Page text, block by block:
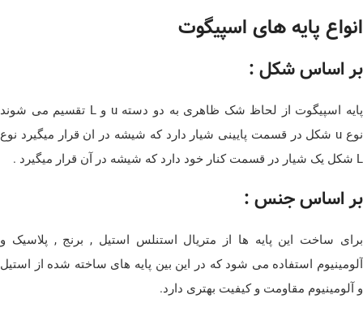
انواع پایه های اسپیگوت
بر اساس شکل :
پایه اسپیگوت از لحاظ شک ظاهری به دو دسته u و L تقسیم می شوند
نوع u شکل در قسمت پایینی شیار دارد که شیشه در ان قرار میگیرد نوع
L شکل یک شیار در قسمت کنار خود دارد که شیشه در آن قرار میگیرد .
بر اساس جنس :
برای ساخت این پایه ها از متریال استنلس استیل , برنج , پلاسیک و
آلومینیوم استفاده می شود که در این بین پایه های ساخته شده از استیل
و آلومینیوم مقاومت و کیفیت بهتری دارد.